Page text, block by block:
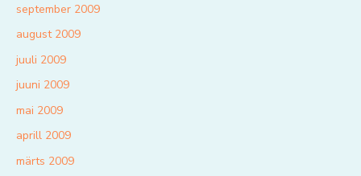
september 2009
august 2009
juuli 2009
juuni 2009
mai 2009
aprill 2009
märts 2009